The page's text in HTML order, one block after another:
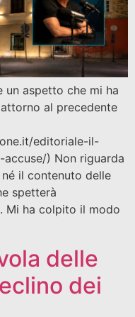
un aspetto che mi ha
al precedente
editoriale-il-
) Non riguarda
il contenuto delle
spetterà
Mi ha colpito il modo
delle
dei